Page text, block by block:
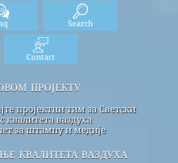
Search
Contact
пројекту
пројектни тим за Светски
квалитета ваздуха
за штампу и медије
квалитета ваздуха